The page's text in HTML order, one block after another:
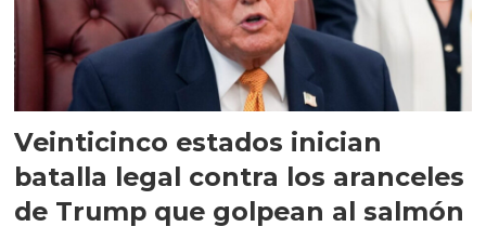
Veinticinco estados inician
batalla legal contra los aranceles
de Trump que golpean al salmón